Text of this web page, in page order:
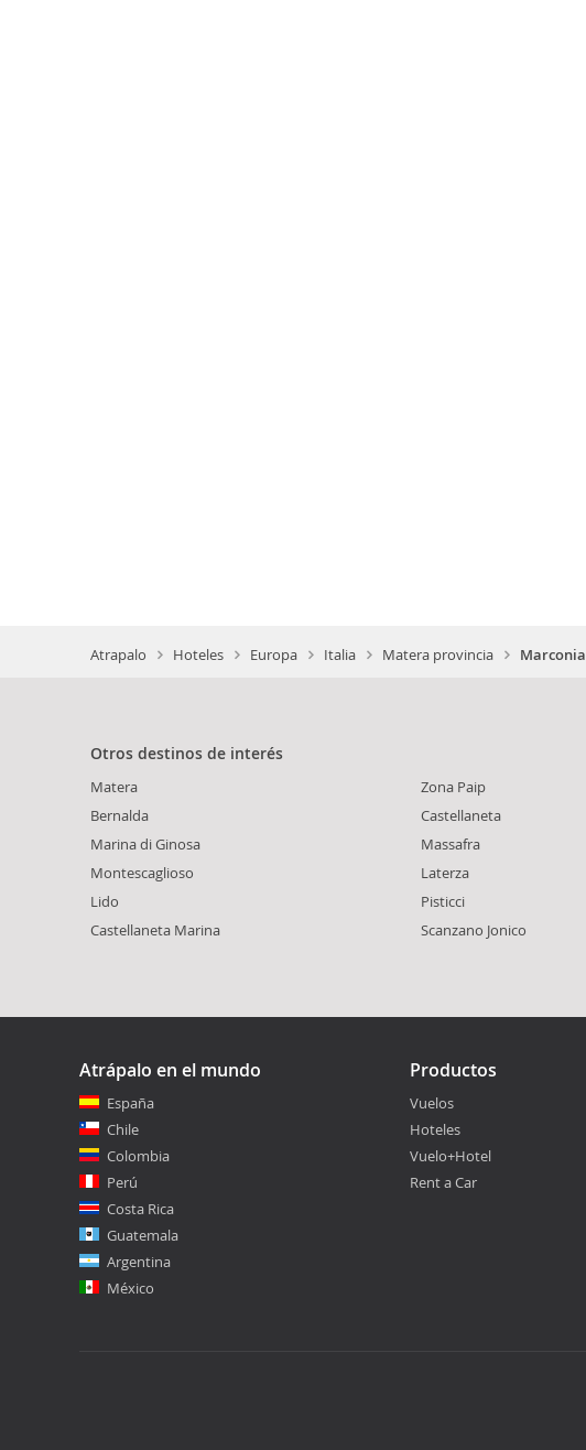
Atrapalo Hoteles Europa Italia Matera provincia Marconia
Otros destinos de interés
Matera
Bernalda
Marina di Ginosa
Montescaglioso
Lido
Castellaneta Marina
Zona Paip
Castellaneta
Massafra
Laterza
Pisticci
Scanzano Jonico
Atrápalo en el mundo
España
Chile
Colombia
Perú
Costa Rica
Guatemala
Argentina
México
Productos
Vuelos
Hoteles
Vuelo+Hotel
Rent a Car